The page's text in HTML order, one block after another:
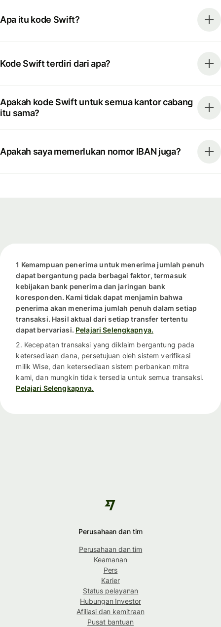
Apa itu kode Swift?
Kode Swift terdiri dari apa?
Apakah kode Swift untuk semua kantor cabang
itu sama?
Apakah saya memerlukan nomor IBAN juga?
1 Kemampuan penerima untuk menerima jumlah penuh
dapat bergantung pada berbagai faktor, termasuk
kebijakan bank penerima dan jaringan bank
koresponden. Kami tidak dapat menjamin bahwa
penerima akan menerima jumlah penuh dalam setiap
transaksi. Hasil aktual dari setiap transfer tertentu
dapat bervariasi. Pelajari Selengkapnya.
2. Kecepatan transaksi yang diklaim bergantung pada
ketersediaan dana, persetujuan oleh sistem verifikasi
milik Wise, dan ketersediaan sistem perbankan mitra
kami, dan mungkin tidak tersedia untuk semua transaksi.
Pelajari Selengkapnya.
Perusahaan dan tim
Perusahaan dan tim
Keamanan
Pers
Karier
Status pelayanan
Hubungan Investor
Afiliasi dan kemitraan
Pusat bantuan